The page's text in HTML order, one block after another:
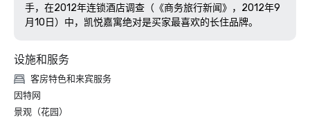
手，在2012年连锁酒店调查（《商务旅行新闻》，2012年9
月10日）中，凯悦嘉寓绝对是买家最喜欢的长住品牌。
设施和服务
客房特色和来宾服务
因特网
景观（花园）